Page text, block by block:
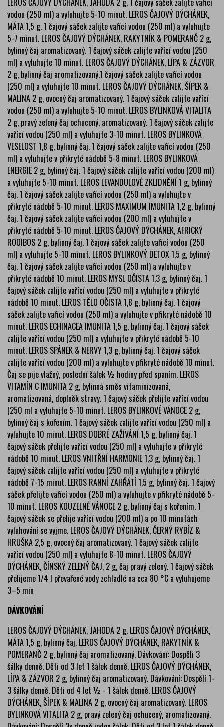
vodou (250 ml) a vyluhujte 5-10 minut. LEROS ČAJOVÝ DÝCHÁNEK,
MÁTA 1,5 g. 1 čajový sáček zalijte vařící vodou (250 ml) a vyluhujte
5-7 minut. LEROS ČAJOVÝ DÝCHÁNEK, RAKYTNÍK & POMERANČ 2 g,
bylinný čaj aromatizovaný. 1 čajový sáček zalijte vařící vodou (250
ml) a vyluhujte 10 minut. LEROS ČAJOVÝ DÝCHÁNEK, LÍPA & ZÁZVOR
2 g, bylinný čaj aromatizovaný.1 čajový sáček zalijte vařící vodou
(250 ml) a vyluhujte 10 minut. LEROS ČAJOVÝ DÝCHÁNEK, ŠÍPEK &
MALINA 2 g, ovocný čaj aromatizovaný. 1 čajový sáček zalijte vařící
vodou (250 ml) a vyluhujte 5-10 minut. LEROS BYLINKOVÁ VITALITA
2 g, pravý zelený čaj ochucený, aromatizovaný. 1 čajový sáček zalijte
vařící vodou (250 ml) a vyluhujte 3-10 minut. LEROS BYLINKOVÁ
VESELOST 1,8 g, bylinný čaj. 1 čajový sáček zalijte vařící vodou (250
ml) a vyluhujte v přikryté nádobě 5-8 minut. LEROS BYLINKOVÁ
ENERGIE 2 g, bylinný čaj. 1 čajový sáček zalijte vařící vodou (200 ml)
a vyluhujte 5-10 minut. LEROS LEVANDULOVÉ ZKLIDNĚNÍ 1 g, bylinný
čaj. 1 čajový sáček zalijte vařící vodou (250 ml) a vyluhujte v
přikryté nádobě 5-10 minut. LEROS MAXIMUM IMUNITA 1,2 g, bylinný
čaj. 1 čajový sáček zalijte vařící vodou (200 ml) a vyluhujte v
přikryté nádobě 5-10 minut. LEROS ČAJOVÝ DÝCHÁNEK, AFRICKÝ
ROOIBOS 2 g, bylinný čaj. 1 čajový sáček zalijte vařící vodou (250
ml) a vyluhujte 5-10 minut. LEROS BYLINKOVÝ DETOX 1,5 g, bylinný
čaj. 1 čajový sáček zalijte vařící vodou (250 ml) a vyluhujte v
přikryté nádobě 10 minut. LEROS MYSL OČISTA 1,3 g, bylinný čaj. 1
čajový sáček zalijte vařící vodou (250 ml) a vyluhujte v přikryté
nádobě 10 minut. LEROS TĚLO OČISTA 1,8 g, bylinný čaj. 1 čajový
sáček zalijte vařící vodou (250 ml) a vyluhujte v přikryté nádobě 10
minut. LEROS ECHINACEA IMUNITA 1,5 g, bylinný čaj. 1 čajový sáček
zalijte vařící vodou (250 ml) a vyluhujte v přikryté nádobě 5-10
minut. LEROS SPÁNEK & NERVY 1,3 g, bylinný čaj. 1 čajový sáček
zalijte vařící vodou (200 ml) a vyluhujte v přikryté nádobě 10 minut.
Čaj se pije vlažný, poslední šálek ½ hodiny před spaním. LEROS
VITAMÍN C IMUNITA 2 g, bylinná směs vitaminizovaná,
aromatizovaná, doplněk stravy. 1 čajový sáček přelijte vařící vodou
(250 ml a vyluhujte 5-10 minut. LEROS BYLINKOVÉ VÁNOCE 2 g,
bylinný čaj s kořením. 1 čajový sáček zalijte vařící vodou (250 ml) a
vyluhujte 10 minut. LEROS DOBRÉ ZAŽÍVÁNÍ 1,5 g, bylinný čaj. 1
čajový sáček přelijte vařící vodou (250 ml) a vyluhujte v přikryté
nádobě 10 minut. LEROS VNITŘNÍ HARMONIE 1,3 g, bylinný čaj. 1
čajový sáček zalijte vařící vodou (250 ml) a vyluhujte v přikryté
nádobě 7-15 minut. LEROS RANNÍ ZAHŘÁTÍ 1,5 g, bylinný čaj. 1 čajový
sáček přelijte vařící vodou (250 ml) a vyluhujte v přikryté nádobě 5-
10 minut. LEROS KOUZELNÉ VÁNOCE 2 g, bylinný čaj s kořením. 1
čajový sáček se přelije vařící vodou (200 ml) a po 10 minutách
vyluhování se vyjme. LEROS ČAJOVÝ DÝCHÁNEK, ČERNÝ RYBÍZ &
HRUŠKA 2,5 g, ovocný čaj aromatizovaný. 1 čajový sáček zalijte
vařící vodou (250 ml) a vyluhujte 8-10 minut. LEROS ČAJOVÝ
DÝCHÁNEK, ČÍNSKÝ ZELENÝ ČAJ, 2 g, čaj pravý zelený. 1 čajový sáček
přelijeme 1/4 l převařené vody zchladlé na cca 80 °C a vyluhujeme
3–5 min
DÁVKOVÁNÍ
LEROS ČAJOVÝ DÝCHÁNEK, JAHODA 2 g. LEROS ČAJOVÝ DÝCHÁNEK,
MÁTA 1,5 g, bylinný čaj. LEROS ČAJOVÝ DÝCHÁNEK, RAKYTNÍK &
POMERANČ 2 g, bylinný čaj aromatizovaný. Dávkování: Dospěli 3
šálky denně. Děti od 3 let 1 šálek denně. LEROS ČAJOVÝ DÝCHÁNEK,
LÍPA & ZÁZVOR 2 g, bylinný čaj aromatizovaný. Dávkování: Dospělí 1-
3 šálky denně. Děti od 4 let ½ - 1 šálek denně. LEROS ČAJOVÝ
DÝCHÁNEK, ŠÍPEK & MALINA 2 g, ovocný čaj aromatizovaný. LEROS
BYLINKOVÁ VITALITA 2 g, pravý zelený čaj ochucený, aromatizovaný.